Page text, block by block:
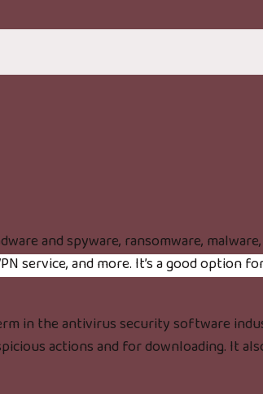
and spyware, ransomware,
service, and more. It’s a good
in the antivirus security software
actions and for downloading. It